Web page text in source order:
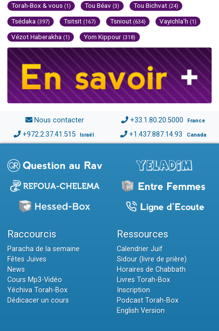
Torah-Box & vous (1) Tou Béav (3) Tou Bichvat (24)
Tsédaka (397) Tsitsit (167) Tsniout (634) Vayichla'h (1)
Vézot Haberakha (1) Yom Kippour (318)
Nous contacter +33.1.80.20.5000 France
+972.2.37.41.515 Israël +1.437.887.14.93 Canada
Raccourcis
Paracha de la semaine
Fêtes Juives
News
Cours Mp3-Vidéo
Yéchiva Torah-Box
Dédicacer un cours
Ressources
Calendrier Juif
Sidour (livre de prière)
Horaires de Chabbath
Livres Torah-Box
Inscription
Podcast Torah-Box
English Version